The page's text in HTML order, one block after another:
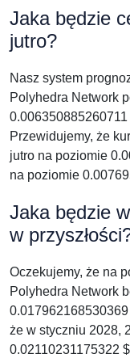
Jaka będzie
jutro?
Nasz system
Polyhedra Network
Przewidujemy, że
jutro na poziomie
na poziomie
Jaka będzie
w
Oczekujemy, że na
Polyhedra Network
że w styczniu 2028,
0.02110231175322